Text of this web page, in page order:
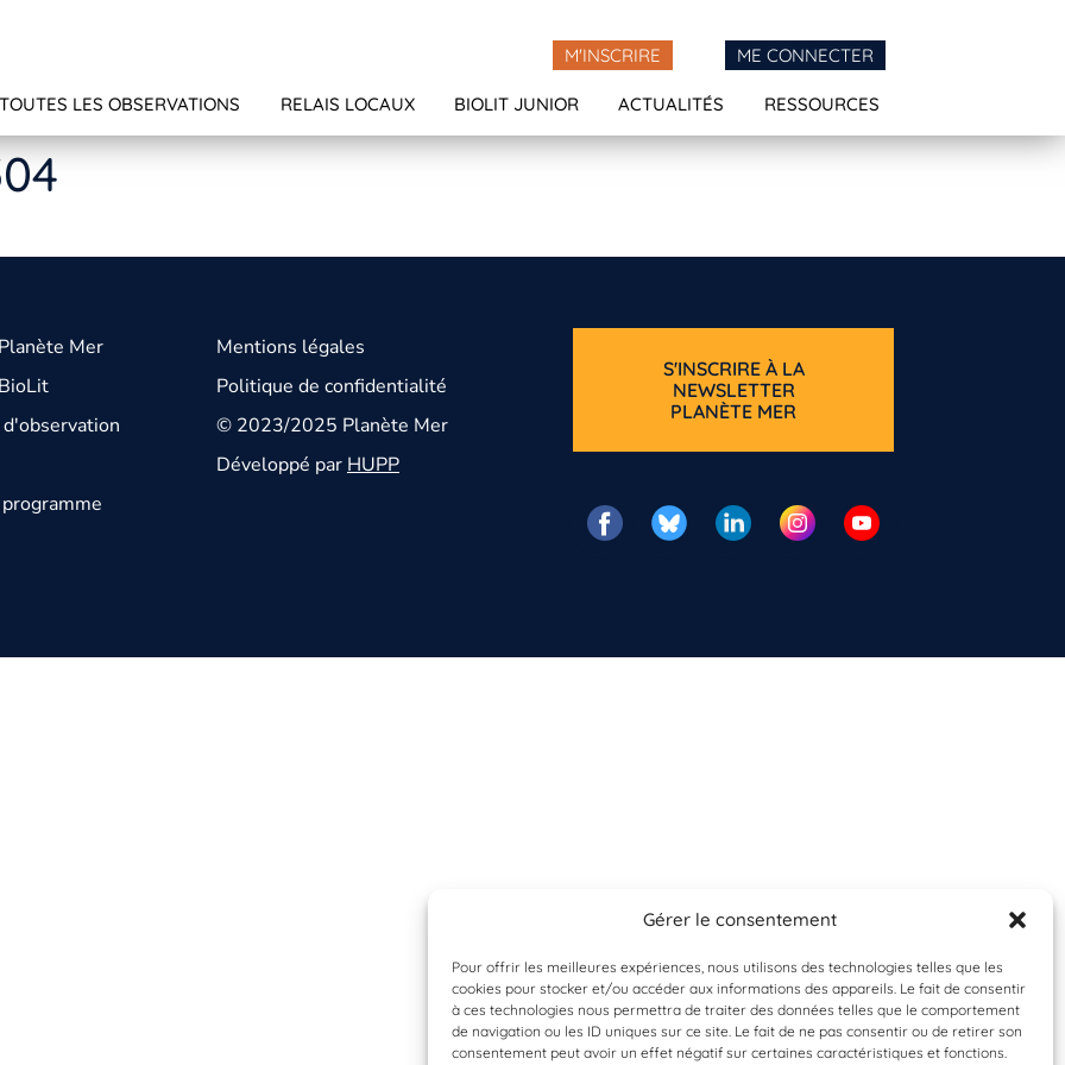
Gérer le consentement
Pour offrir les meilleures expériences, nous utilisons des technologies telles que les
cookies pour stocker et/ou accéder aux informations des appareils. Le fait de consentir
à ces technologies nous permettra de traiter des données telles que le comportement
de navigation ou les ID uniques sur ce site. Le fait de ne pas consentir ou de retirer son
consentement peut avoir un effet négatif sur certaines caractéristiques et fonctions.
M'INSCRIRE ME CONNECTER
TOUTES LES OBSERVATIONS RELAIS LOCAUX BIOLIT JUNIOR ACTUALITÉS RESSOURCES
Mer
Mentions légales
Politique de confidentialité
© 2023/2025 Planète Mer
Développé parHUPP
S'INSCRIRE À LA
NEWSLETTER
PLANÈTE MER